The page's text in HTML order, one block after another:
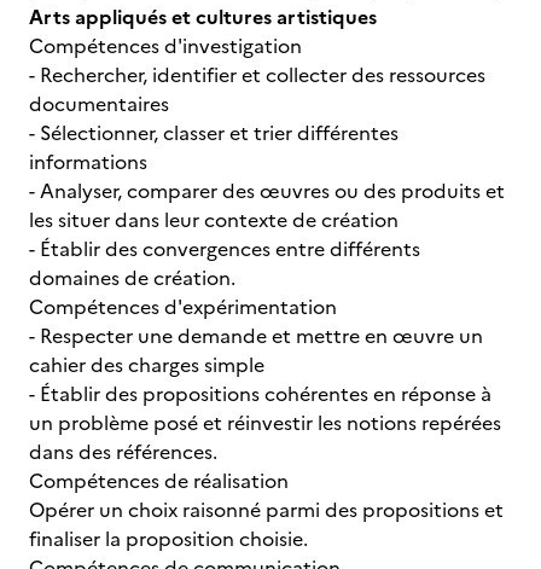
Arts appliqués et cultures artistiques
Compétences d'investigation
- Rechercher, identifier et collecter des ressources
documentaires
- Sélectionner, classer et trier différentes
informations
- Analyser, comparer des œuvres ou des produits et
les situer dans leur contexte de création
- Établir des convergences entre différents
domaines de création.
Compétences d'expérimentation
- Respecter une demande et mettre en œuvre un
cahier des charges simple
- Établir des propositions cohérentes en réponse à
un problème posé et réinvestir les notions repérées
dans des références.
Compétences de réalisation
Opérer un choix raisonné parmi des propositions et
finaliser la proposition choisie.